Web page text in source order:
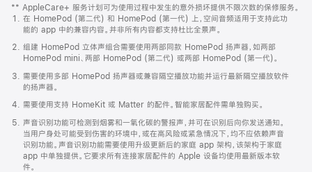
窗
口
中
打
开)
** AppleCare+ 服务计划可为使用过程中发生的意外损坏提供不限次数的保修服务。
在 HomePod (第二代) 和 HomePod (第一代) 上，空间音频适用于支持此功
能的 app 中的兼容内容。并非所有内容都支持杜比全景声。
组建 HomePod 立体声组合需要使用两部同款 HomePod 扬声器，如两部
HomePod mini、两部 HomePod (第二代) 或两部 HomePod (第一代)。
需要使用多部 HomePod 扬声器或兼容隔空播放功能并运行最新隔空播放软件
的扬声器。
需要使用支持 HomeKit 或 Matter 的配件。智能家居配件需单独购买。
声音识别功能可检测到烟雾和一氧化碳的警报声，并可在识别后向你发送通知。
当用户身处可能受到伤害的环境中，或在高风险或紧急情况下，均不应依赖声音
识别功能。声音识别功能需要使用升级更新后的家庭 app 架构，该架构于家庭
app 中单独提供。它要求所有连接家居配件的 Apple 设备均使用最新版本软
件。